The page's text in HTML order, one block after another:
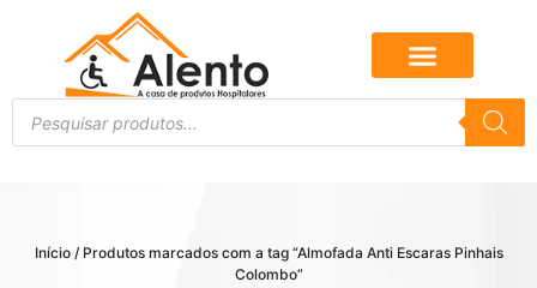
Início/ Produtos marcados com a tag “Almofada Anti Escaras Pinhais
Colombo”